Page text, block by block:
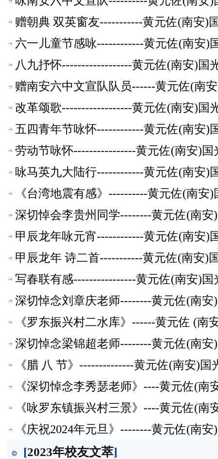
赠朝典 双英窗友-----------黄元佐(南安)
六一儿童节感咏------------黄元佐(南安)
八九抒怀------------------黄元佐(南安)国
赠南安六中文宣队队员------黄元佐(南
改革颂歌------------------黄元佐(南安)国
五四青年节咏怀------------黄元佐(南安)
劳动节咏怀----------------黄元佐(南安)
咏马英九大陆行------------黄元佐(南安)
《台湾地震有感》----------黄元佐(南
深切悼会李贵州同学--------黄元佐(南
甲辰龙年咏元宵------------黄元佐(南安)
甲辰龙年 诗二首-----------黄元佐(南安)
写春联有感----------------黄元佐(南安)
深切悼念刘章庆老师--------黄元佐(南
《罗东振兴村二水库》------黄元佐 (
深切悼念梁锦超老师--------黄元佐(南
《腊 八 节》--------------黄元佐(南安)
《深切悼念李秀瑟老师》----黄元佐(
《咏罗东镇振兴村三景》----黄元佐(
《庆祝2024年元旦》--------黄元佐(南
[2023年校友文萃]